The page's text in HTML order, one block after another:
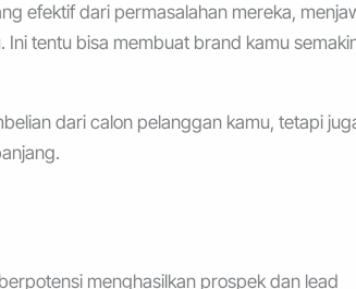
efektif dari permasalahan mereka,
tentu bisa membuat brand kamu
dari calon pelanggan kamu, tetapi
menghasilkan prospek dan lead